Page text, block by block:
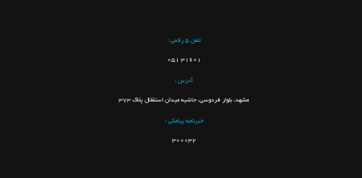
تلفن ۵ رقمی :
051 31601
آدرس :
مشهد، بلوار فردوسی، حاشیه میدان استقلال پلاک 373
خبرنامه پیامکی :
۳۰۰۰32